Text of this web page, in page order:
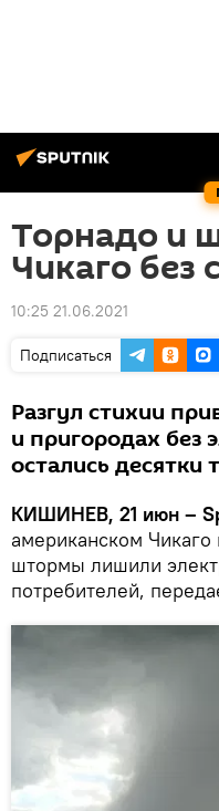
Торнадо и
Чикаго без
10:25 21.06.2021
Подписаться
Разгул стихии
и пригородах без
остались десятки
КИШИНЕВ, 21 июн –
американском
штормы лишили
потребителей,